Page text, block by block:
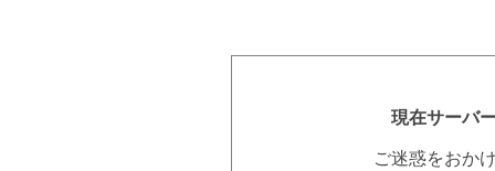
現在サーバ
ご迷惑をおか